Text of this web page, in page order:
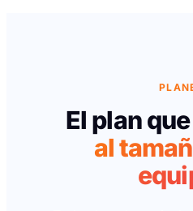
El plan
al